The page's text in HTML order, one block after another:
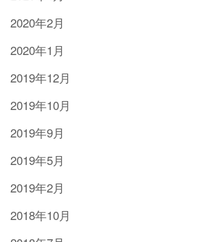
2020年2月
2020年1月
2019年12月
2019年10月
2019年9月
2019年5月
2019年2月
2018年10月